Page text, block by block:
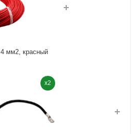
Кабель солнечный 4 мм2, красный
x2